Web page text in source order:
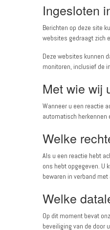
Ingesloten
Berichten op deze site
websites gedraagt zich
Deze websites kunnen
monitoren, inclusief de
Met wie wij
Wanneer u een reactie
automatisch herkennen
Welke
Als u een reactie hebt
ons hebt opgegeven. U
bewaren in verband
Welke
Op dit moment bevat
beveiliging van de door